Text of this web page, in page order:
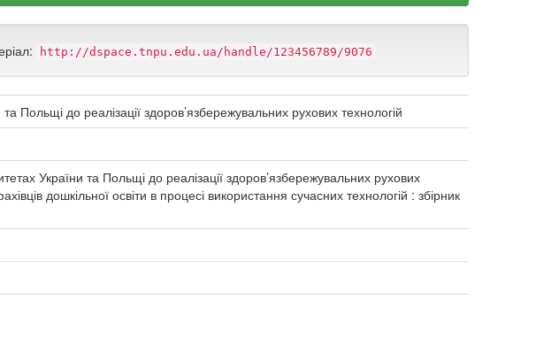
http://dspace.tnpu.edu.ua/handle/123456789/9076
Польщі до реалізації здоров’язбережувальних рухових технологій
України та Польщі до реалізації здоров’язбережувальних рухових
дошкільної освіти в процесі використання сучасних технологій : збірник